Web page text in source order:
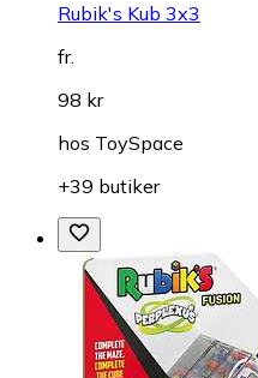
Rubik's Kub 3x3
fr.
98 kr
hos ToySpace
+39 butiker